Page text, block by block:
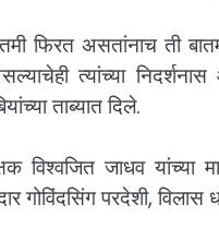
फिरत असतांनाच ती
त्यांच्या
ताब्यात दिले.
विश्वजित जाधव
गोविंदसिंग परदेशी,